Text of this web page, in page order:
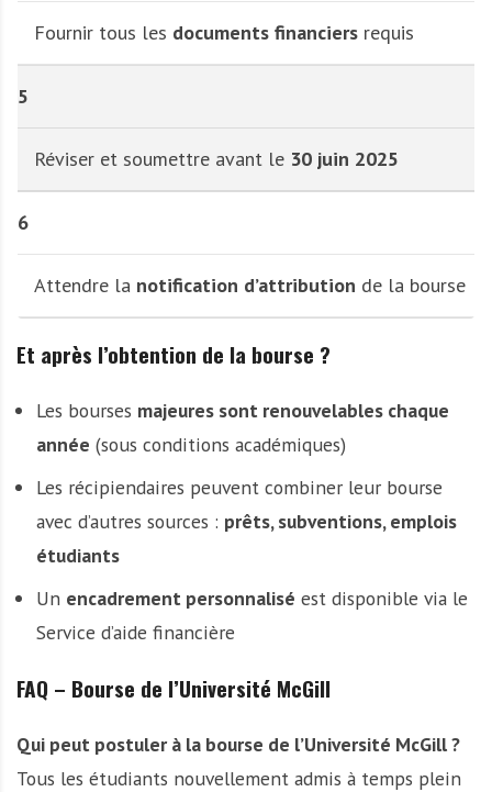
Fournir tous les documents financiers requis
5
Réviser et soumettre avant le 30 juin 2025
6
Attendre la notification d’attribution de la bourse
Et après l’obtention de la bourse ?
Les bourses majeures sont renouvelables chaque
année (sous conditions académiques)
Les récipiendaires peuvent combiner leur bourse
avec d’autres sources : prêts, subventions, emplois
étudiants
Un encadrement personnalisé est disponible via le
Service d’aide financière
FAQ – Bourse de l’Université McGill
Qui peut postuler à la bourse de l’Université McGill ?
Tous les étudiants nouvellement admis à temps plein